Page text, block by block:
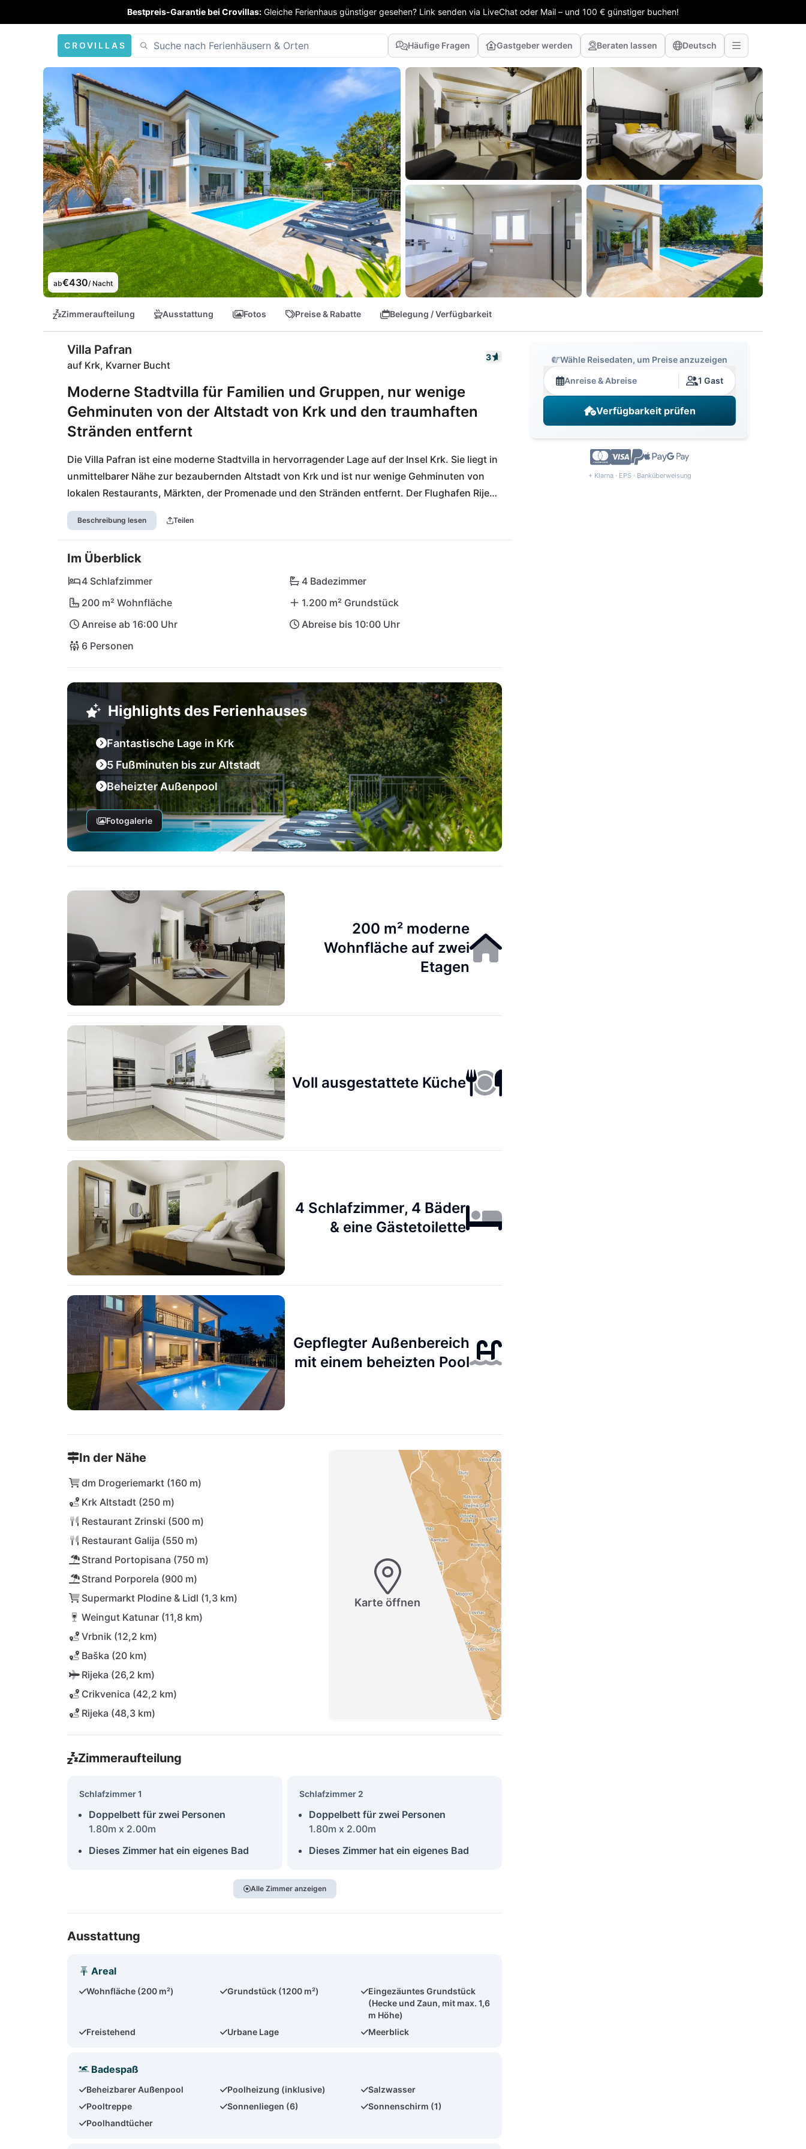
Bestpreis-Garantie bei Crovillas: Gleiche Ferienhaus günstiger gesehen? Link senden via LiveChat oder Mail – und 100 € günstiger buchen!
CROVILLAS Häufige Fragen Gastgeber werden Beraten lassen Deutsch
ab€430/ Nacht
Zimmeraufteilung Ausstattung Fotos Preise & Rabatte Belegung / Verfügbarkeit
Villa Pafran
auf Krk, Kvarner Bucht
3
Moderne Stadtvilla für Familien und Gruppen, nur wenige
Gehminuten von der Altstadt von Krk und den traumhaften
Stränden entfernt
Die Villa Pafran ist eine moderne Stadtvilla in hervorragender Lage auf der Insel Krk. Sie liegt in
unmittelbarer Nähe zur bezaubernden Altstadt von Krk und ist nur wenige Gehminuten von
lokalen Restaurants, Märkten, der Promenade und den Stränden entfernt. Der Flughafen Rijeka
befindet sich in einer Entfernung von nur 26.2 km und bietet somit eine schnelle und bequeme
Anreisemöglichkeit.
Beschreibung lesen Teilen
Im Überblick
4 Schlafzimmer
4 Badezimmer
200 m² Wohnfläche
1.200 m² Grundstück
Anreise ab 16:00 Uhr
Abreise bis 10:00 Uhr
6 Personen
Highlights des Ferienhauses
Fantastische Lage in Krk
5 Fußminuten bis zur Altstadt
Beheizter Außenpool
Fotogalerie
200 m² moderne
Wohnfläche auf zwei
Etagen
Voll ausgestattete Küche
4 Schlafzimmer, 4 Bäder
& eine Gästetoilette
Gepflegter Außenbereich
mit einem beheizten Pool
In der Nähe
dm Drogeriemarkt (160 m)
Krk Altstadt (250 m)
Restaurant Zrinski (500 m)
Restaurant Galija (550 m)
Strand Portopisana (750 m)
Strand Porporela (900 m)
Supermarkt Plodine & Lidl (1,3 km)
Weingut Katunar (11,8 km)
Vrbnik (12,2 km)
Baška (20 km)
Rijeka (26,2 km)
Crikvenica (42,2 km)
Rijeka (48,3 km)
Karte öffnen
Zimmeraufteilung
Schlafzimmer 1
Doppelbett für zwei Personen
1.80m x 2.00m
Dieses Zimmer hat ein eigenes Bad
Schlafzimmer 2
Doppelbett für zwei Personen
1.80m x 2.00m
Dieses Zimmer hat ein eigenes Bad
Alle Zimmer anzeigen
Ausstattung
Areal
Wohnfläche (200 m²) Grundstück (1200 m²)
Eingezäuntes Grundstück
(Hecke und Zaun, mit max. 1,6
m Höhe)
Freistehend
Urbane Lage Meerblick
Badespaß
Beheizbarer Außenpool Poolheizung (inklusive)
Salzwasser
Pooltreppe
Sonnenliegen (6)
Sonnenschirm (1)
Poolhandtücher
Wähle Reisedaten, um Preise anzuzeigen
Anreise & Abreise 1 Gast
Verfügbarkeit prüfen
+ Klarna · EPS · Banküberweisung